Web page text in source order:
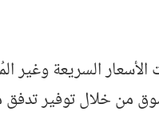
السريعة
من خلال توفير تدفق